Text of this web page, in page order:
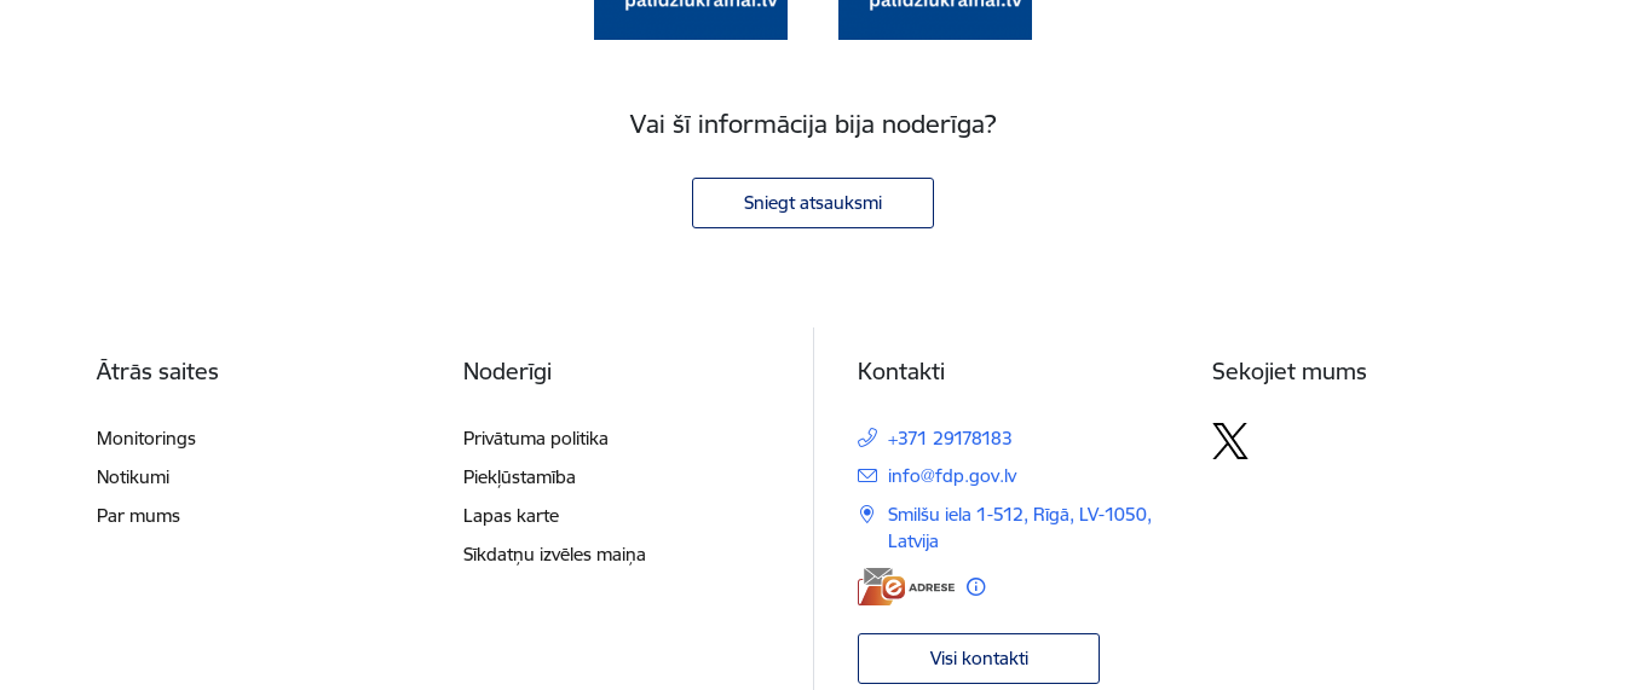
Vai šī informācija bija noderīga?
Sniegt atsauksmi
Ātrās saites
Monitorings
Notikumi
Par mums
Noderīgi
Privātuma politika
Piekļūstamība
Lapas karte
Sīkdatņu izvēles maiņa
Kontakti
+371 29178183
E-pasts:
info@fdp.gov.lv
Smilšu iela 1-512, Rīgā, LV-1050,
Latvija
Visi kontakti
Sekojiet mums